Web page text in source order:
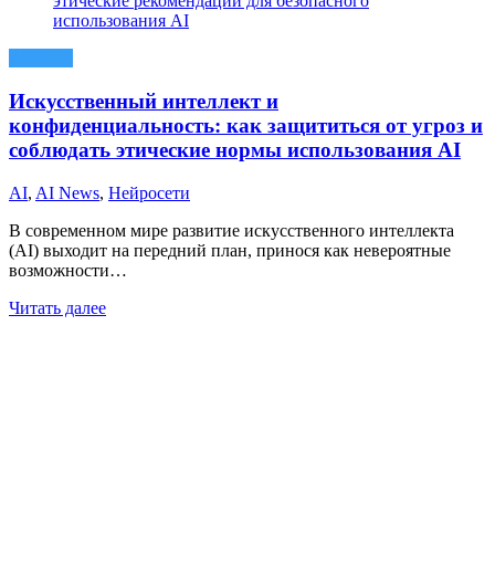
Искусственный интеллект и
конфиденциальность: как защититься от угроз и
соблюдать этические нормы использования AI
AI, AI News, Нейросети
В современном мире развитие искусственного интеллекта
(AI) выходит на передний план, принося как невероятные
возможности…
Читать далее